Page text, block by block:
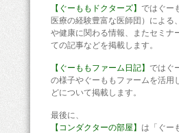
【ぐーももドクターズ】 ではぐー
医療の経験豊富な医師団）による
や健康に関わる情報、またセミナ
ての記事などを掲載します。
【ぐーももファーム日記】 ではぐ
の様子やぐーももファームを活用
どについて掲載します。
最後に、
【コンダクターの部屋】 は「ぐー